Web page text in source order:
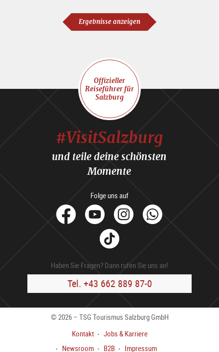
Ergebnisse anzeigen
Offizieller
Reiseführer für
Salzburg
#VisitSalzburg
und teile deine schönsten
Momente
Folge uns auf
facebook
YoutubeInstagram
Tik
Tok
Haben Sie Fragen? Dann rufen Sie uns an!
Tel. +43 662 889 87-0
© 2026 – TSG Tourismus Salzburg GmbH
Kontakt
Jobs & Karriere
Newsroom
B2B Impressum